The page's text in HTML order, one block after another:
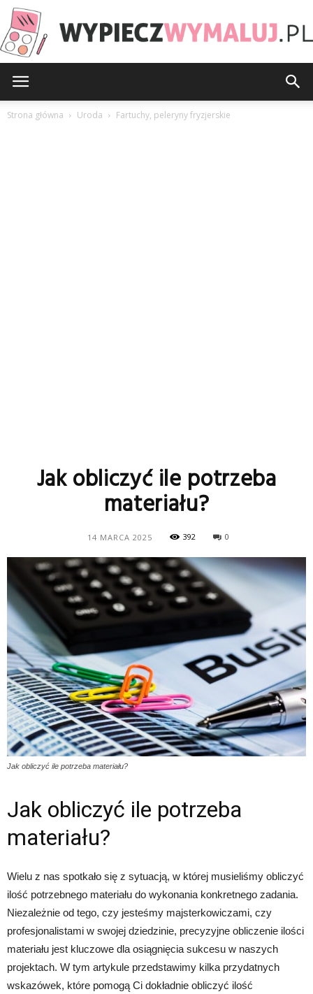
Strona główna Uroda Fartuchy, peleryny fryzjerskie
Jak obliczyć ile potrzeba
materiału?
14 MARCA 2025 392 0
Jak obliczyć ile potrzeba materiału?
Jak obliczyć ile potrzeba
materiału?
Wielu z nas spotkało się z sytuacją, w której musieliśmy obliczyć
ilość potrzebnego materiału do wykonania konkretnego zadania.
Niezależnie od tego, czy jesteśmy majsterkowiczami, czy
profesjonalistami w swojej dziedzinie, precyzyjne obliczenie ilości
materiału jest kluczowe dla osiągnięcia sukcesu w naszych
projektach. W tym artykule przedstawimy kilka przydatnych
wskazówek, które pomogą Ci dokładnie obliczyć ilość